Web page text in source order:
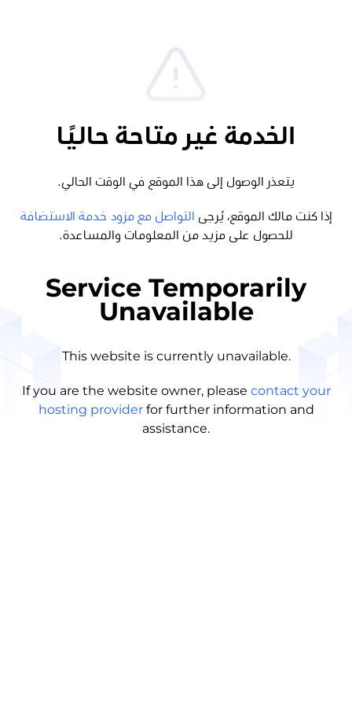
الخدمة غير متاحة حاليًا
يتعذر الوصول إلى هذا الموقع في الوقت الحالي.
إذا كنت مالك الموقع، يُرجى
التواصل مع مزود خدمة الاستضافة
للحصول على مزيد من المعلومات والمساعدة.
Service Temporarily
Unavailable
This website is currently unavailable.
If you are the website owner, please contact your
hosting provider for further information and
assistance.